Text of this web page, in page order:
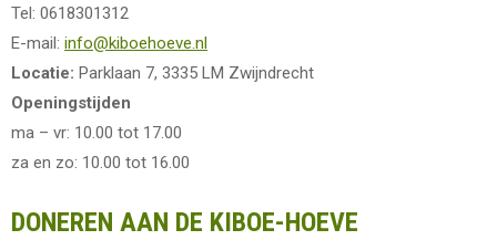
Tel: 0618301312
E-mail: info@kiboehoeve.nl
Locatie: Parklaan 7, 3335 LM Zwijndrecht
Openingstijden
ma – vr: 10.00 tot 17.00
za en zo: 10.00 tot 16.00
DONEREN AAN DE KIBOE-HOEVE